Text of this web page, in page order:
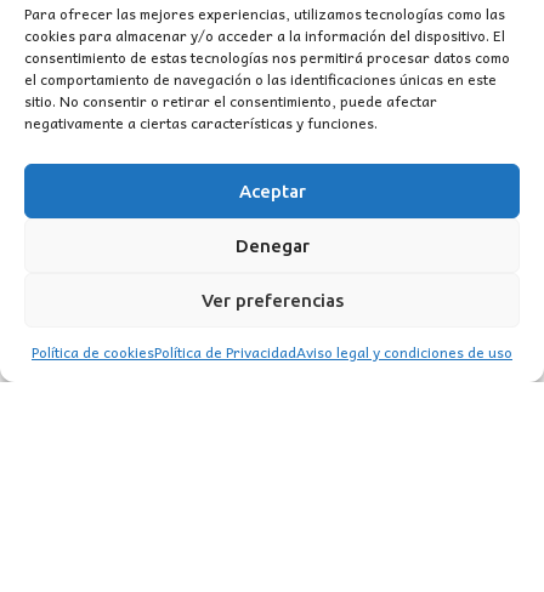
Para ofrecer las mejores experiencias, utilizamos tecnologías como las
cookies para almacenar y/o acceder a la información del dispositivo. El
consentimiento de estas tecnologías nos permitirá procesar datos como
el comportamiento de navegación o las identificaciones únicas en este
sitio. No consentir o retirar el consentimiento, puede afectar
negativamente a ciertas características y funciones.
Aceptar
Denegar
Ver preferencias
Política de cookiesPolítica de PrivacidadAviso legal y condiciones de uso
PLANTA DESIERTO VERDE 120CM
99,00€
El
precio
original
era:
99,00€.
82,50€El
es:
CONTACTO